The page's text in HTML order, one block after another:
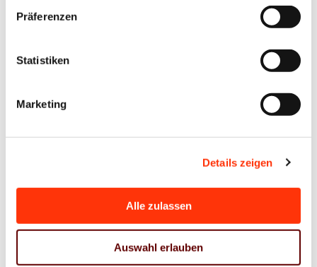
Präferenzen
Statistiken
Marketing
Details zeigen
Alle zulassen
Auswahl erlauben
Informationssystem. Vorgeschlagen wird ein
beispielsweise quartalsweise vorab gesammelt
Materialien, für die eine gültige Sorgfaltserklärung
zusammengefasst und mit einer gemeinsamen
Referenznummer versehen. Diese Quartalsnummer
könnten alle Kunden des Unternehmens für den
jeweiligen Zeitraum verwenden. Durch dieses